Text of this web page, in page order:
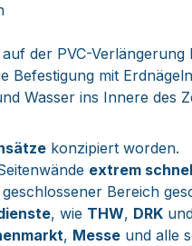
der PVC-
Befestigung mit
Wasser ins Innere des
konzipiert worden.
extrem
Bereich
, wie THW, DRK
, Messe und alle